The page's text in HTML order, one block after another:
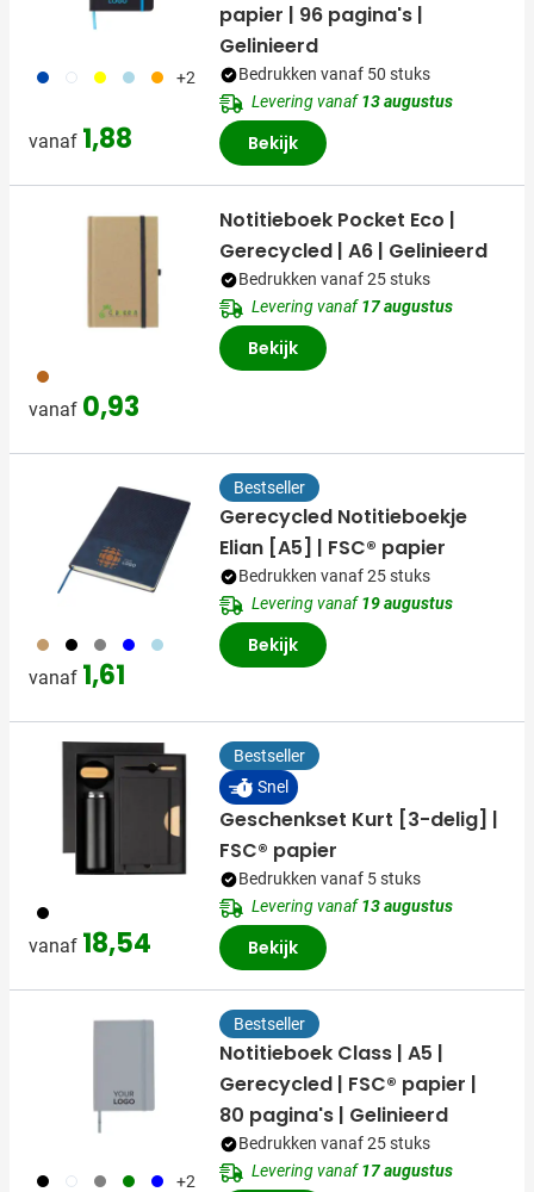
023 002 006 018 007 +2
vanaf 1,88
papier | 96 pagina's |
Gelinieerd
Bedrukken vanaf 50 stuks
Levering vanaf13 augustus
Bekijk
311
vanaf 0,93
Notitieboek Pocket Eco |
Gerecycled | A6 | Gelinieerd
Bedrukken vanaf 25 stuks
Levering vanaf17 augustus
Bekijk
011 001 003 005 018
vanaf 1,61
Bestseller
Gerecycled Notitieboekje
Elian [A5] | FSC® papier
Bedrukken vanaf 25 stuks
Levering vanaf19 augustus
Bekijk
001
vanaf 18,54
Bestseller
Snel
Geschenkset Kurt [3-delig] |
FSC® papier
Bedrukken vanaf 5 stuks
Levering vanaf13 augustus
Bekijk
001 002 003 004 005 +2
Bestseller
Notitieboek Class | A5 |
Gerecycled | FSC® papier |
80 pagina's | Gelinieerd
Bedrukken vanaf 25 stuks
Levering vanaf17 augustus